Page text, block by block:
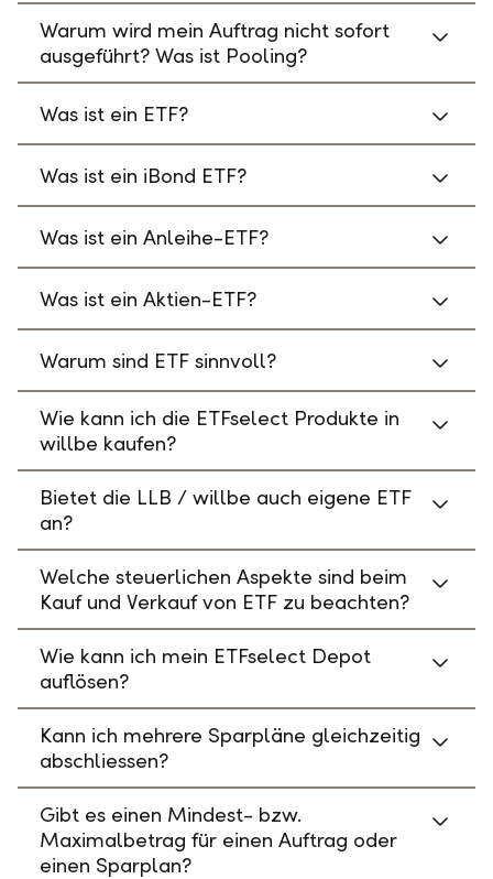
Warum wird mein Auftrag nicht sofort
ausgeführt? Was ist Pooling?
Was ist ein ETF?
Was ist ein iBond ETF?
Was ist ein Anleihe-ETF?
Was ist ein Aktien-ETF?
Warum sind ETF sinnvoll?
Wie kann ich die ETFselect Produkte in
willbe kaufen?
Bietet die LLB / willbe auch eigene ETF
an?
Welche steuerlichen Aspekte sind beim
Kauf und Verkauf von ETF zu beachten?
Wie kann ich mein ETFselect Depot
auflösen?
Kann ich mehrere Sparpläne gleichzeitig
abschliessen?
Gibt es einen Mindest- bzw.
Maximalbetrag für einen Auftrag oder
einen Sparplan?